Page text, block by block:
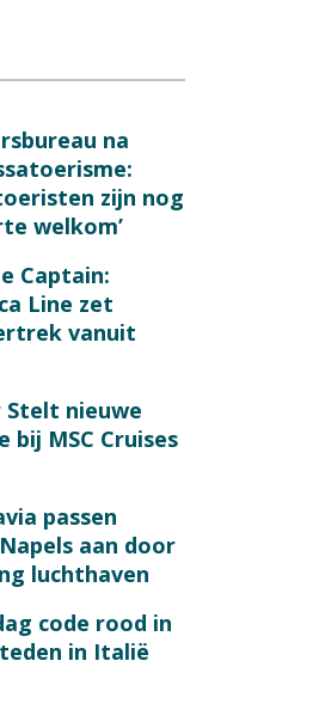
na
zijn nog
welkom’
Captain:
Line zet
vanuit
Stelt nieuwe
bij MSC Cruises
passen
aan door
luchthaven
code rood in
in Italië